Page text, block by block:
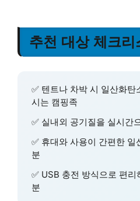
추천 대상 체크리
✅ 텐트나 차박 시 일산화
시는 캠핑족
✅ 실내외 공기질을 실시간
✅ 휴대와 사용이 간편한
분
✅ USB 충전 방식으로 편
분